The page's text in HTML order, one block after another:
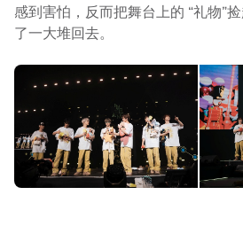
感到害怕，反而把舞台上的 “礼物”
了一大堆回去。